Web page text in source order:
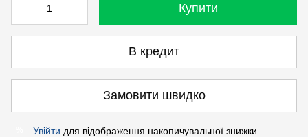
Купити
В кредит
Замовити швидко
Увійти для відображення накопичувальної знижки